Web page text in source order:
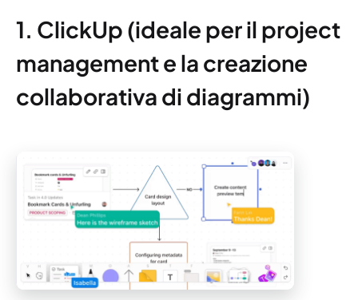
1. ClickUp (ideale per il project
management e la creazione
collaborativa di diagrammi)